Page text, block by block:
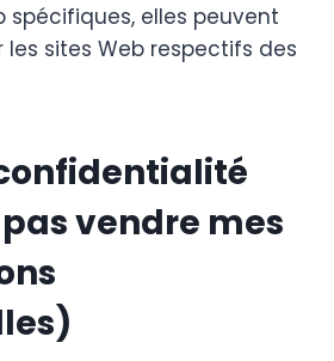
spécifiques, elles peuvent
les sites Web respectifs des
pas vendre mes